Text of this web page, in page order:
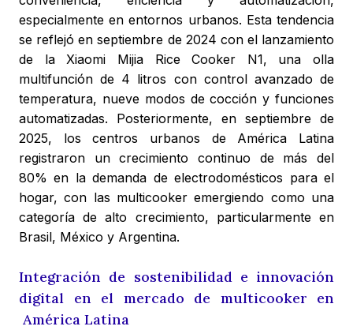
especialmente en entornos urbanos. Esta tendencia
se reflejó en septiembre de 2024 con el lanzamiento
de la Xiaomi Mijia Rice Cooker N1, una olla
multifunción de 4 litros con control avanzado de
temperatura, nueve modos de cocción y funciones
automatizadas. Posteriormente, en septiembre de
2025, los centros urbanos de América Latina
registraron un crecimiento continuo de más del
80% en la demanda de electrodomésticos para el
hogar, con las multicooker emergiendo como una
categoría de alto crecimiento, particularmente en
Brasil, México y Argentina.
Integración de sostenibilidad e innovación
digital en el mercado de multicooker en
América Latina